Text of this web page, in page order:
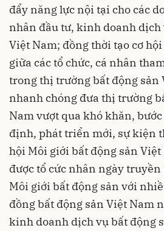
đẩy năng lực nội tại cho các
nhân đầu tư, kinh doanh dịch
Việt Nam; đồng thời tạo cơ
giữa các tổ chức, cá nhân
trong thị trường bất động sản
nhanh chóng đưa thị trường
Nam vượt qua khó khăn,
định, phát triển mới, sự kiện
hội Môi giới bất động sản
được tổ cức nhân ngày truyền
Môi giới bất động sản với
đồng bất động sản Việt Nam
kinh doanh dịch vụ bất động